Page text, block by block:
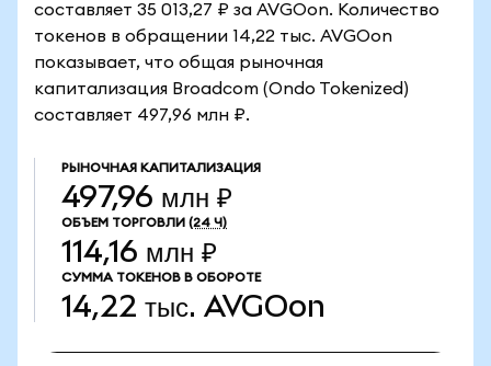
составляет 35 013,27 ₽ за AVGOon. Количество
токенов в обращении 14,22 тыс. AVGOon
показывает, что общая рыночная
капитализация Broadcom (Ondo Tokenized)
составляет 497,96 млн ₽.
РЫНОЧНАЯ КАПИТАЛИЗАЦИЯ
497,96 млн ₽
ОБЪЕМ ТОРГОВЛИ (24 Ч)
114,16 млн ₽
СУММА ТОКЕНОВ В ОБОРОТЕ
14,22 тыс. AVGOon